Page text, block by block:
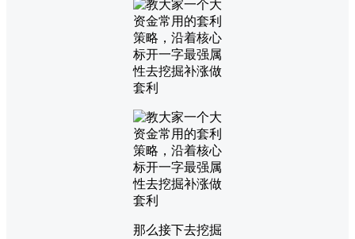
那么接下去挖掘